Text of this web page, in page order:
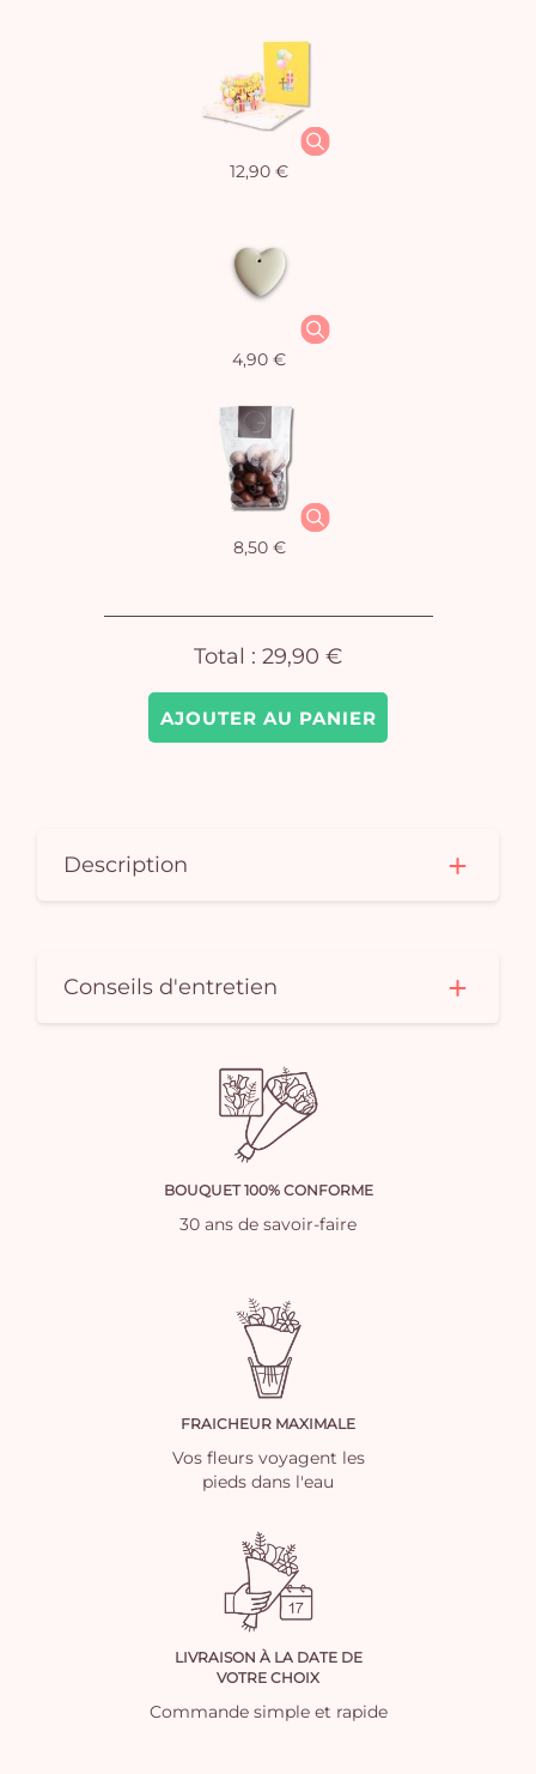
AJOUTER AU PANIER
12,90 €
4,90 €
8,50 €
Total : 29,90 €
Description
Conseils d'entretien
BOUQUET 100% CONFORME
30 ans de savoir-faire
FRAICHEUR MAXIMALE
Vos fleurs voyagent les
pieds dans l'eau
LIVRAISON À LA DATE DE
VOTRE CHOIX
Commande simple et rapide